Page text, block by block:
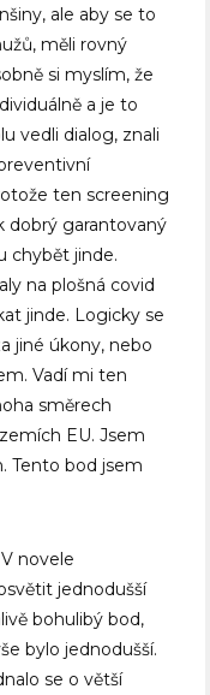
ale aby se to
měli rovný
si myslím, že
a je to
vedli dialog, znali
ten screening
dobrý garantovaný
chybět jinde.
na plošná covid
jinde. Logicky se
jiné úkony, nebo
Vadí mi ten
směrech
EU. Jsem
Tento bod jsem
novele
jednodušší
bohulibý bod,
bylo jednodušší.
se o větší